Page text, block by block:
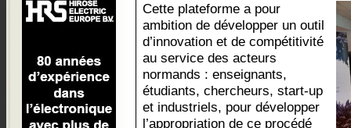
Cette plateforme a pour
ambition de développer un outil
d’innovation et de compétitivité
au service des acteurs
normands : enseignants,
étudiants, chercheurs, start-up
et industriels, pour développer
l’appropriation de ce procédé